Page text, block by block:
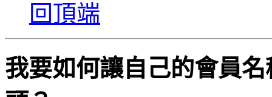
回頂端
我要如何讓自己的會員